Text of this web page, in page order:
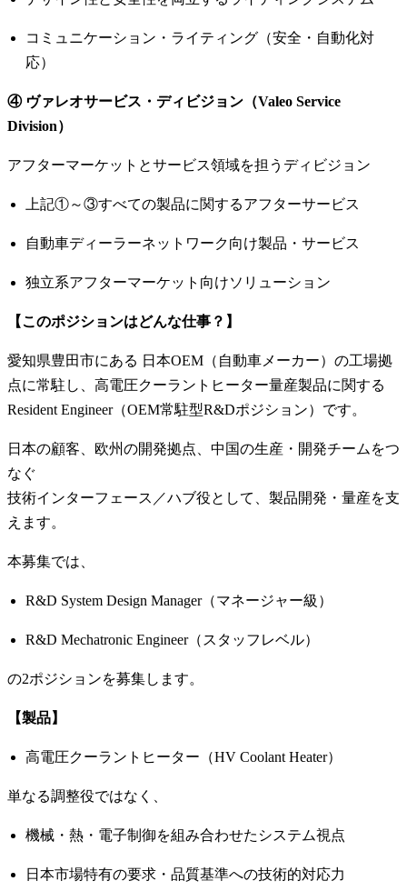
コミュニケーション・ライティング（安全・自動化対
応）
④ ヴァレオサービス・ディビジョン（Valeo Service
Division）
アフターマーケットとサービス領域を担うディビジョン
上記①～③すべての製品に関するアフターサービス
自動車ディーラーネットワーク向け製品・サービス
独立系アフターマーケット向けソリューション
【このポジションはどんな仕事？】
愛知県豊田市にある 日本OEM（自動車メーカー）の工場拠
点に常駐し、高電圧クーラントヒーター量産製品に関する
Resident Engineer（OEM常駐型R&Dポジション）です。
日本の顧客、欧州の開発拠点、中国の生産・開発チームをつ
なぐ
技術インターフェース／ハブ役として、製品開発・量産を支
えます。
本募集では、
R&D System Design Manager（マネージャー級）
R&D Mechatronic Engineer（スタッフレベル）
の2ポジションを募集します。
【製品】
高電圧クーラントヒーター（HV Coolant Heater）
単なる調整役ではなく、
機械・熱・電子制御を組み合わせたシステム視点
日本市場特有の要求・品質基準への技術的対応力